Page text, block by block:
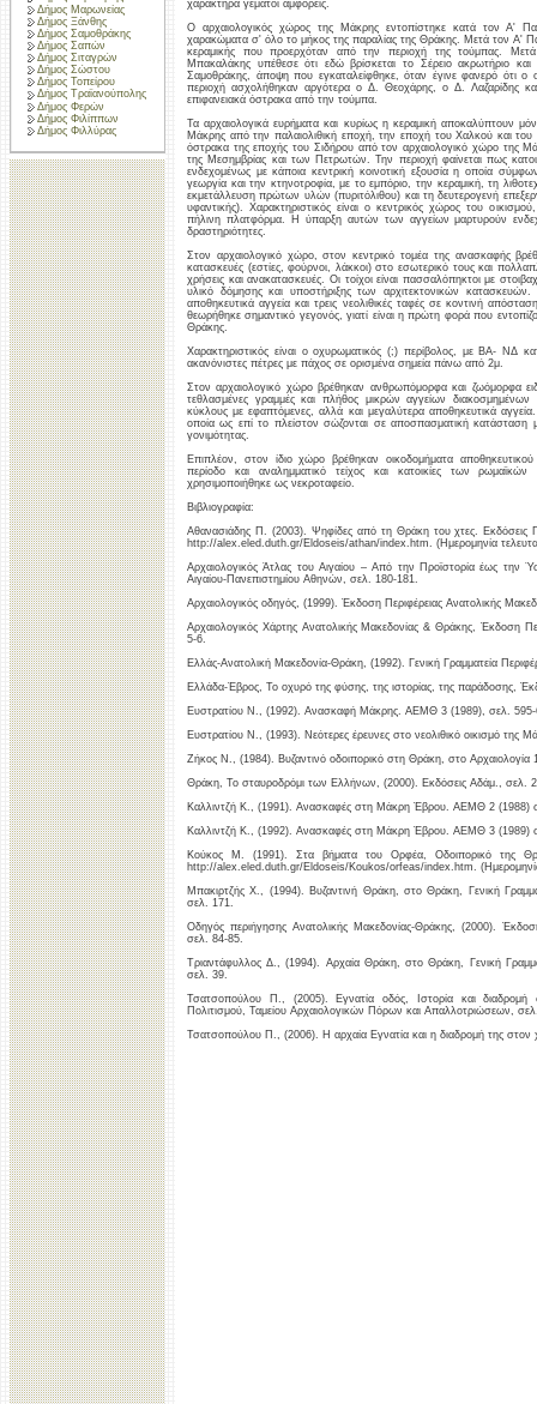
Δήμος Μαρωνείας
Δήμος Ξάνθης
Δήμος Σαμοθράκης
Δήμος Σαπών
Δήμος Σιταγρών
Δήμος Σώστου
Δήμος Τοπείρου
Δήμος Τραϊανούπολης
Δήμος Φερών
Δήμος Φιλίππων
Δήμος Φιλλύρας
χαρακτήρα γεμάτοι αμφορείς.
Ο αρχαιολογικός χώρος της Μάκρης εντοπίστηκε κατά τον Α'
χαρακώματα σ' όλο το μήκος της παραλίας της Θράκης. Μετά τον Α'
κεραμικής που προερχόταν από την περιοχή της τούμπας.
Μπακαλάκης υπέθεσε ότι εδώ βρίσκεται το Σέρειο ακρωτήριο
Σαμοθράκης, άποψη που εγκαταλείφθηκε, όταν έγινε φανερό ότι ο
περιοχή ασχολήθηκαν αργότερα ο Δ. Θεοχάρης, ο Δ. Λαζαρίδης
επιφανειακά όστρακα από την τούμπα.
Τα αρχαιολογικά ευρήματα και κυρίως η κεραμική αποκαλύπτουν
Μάκρης από την παλαιολιθική εποχή, την εποχή του Χαλκού και
όστρακα της εποχής του Σιδήρου από τον αρχαιολογικό χώρο της
της Μεσημβρίας και των Πετρωτών. Την περιοχή φαίνεται πως
ενδεχομένως με κάποια κεντρική κοινοτική εξουσία η οποία
γεωργία και την κτηνοτροφία, με το εμπόριο, την κεραμική, τη
εκμετάλλευση πρώτων υλών (πυριτόλιθου) και τη δευτερογενή
υφαντικής). Χαρακτηριστικός είναι ο κεντρικός χώρος του
πήλινη πλατφόρμα. Η ύπαρξη αυτών των αγγείων μαρτυρούν
δραστηριότητες.
Στον αρχαιολογικό χώρο, στον κεντρικό τομέα της ανασκαφής
κατασκευές (εστίες, φούρνοι, λάκκοι) στο εσωτερικό τους και
χρήσεις και ανακατασκευές. Οι τοίχοι είναι πασσαλόπηκτοι με
υλικό δόμησης και υποστήριξης των αρχιτεκτονικών
αποθηκευτικά αγγεία και τρεις νεολιθικές ταφές σε κοντινή
θεωρήθηκε σημαντικό γεγονός, γιατί είναι η πρώτη φορά που
Θράκης.
Χαρακτηριστικός είναι ο οχυρωματικός (;) περίβολος, με ΒΑ- ΝΔ
ακανόνιστες πέτρες με πάχος σε ορισμένα σημεία πάνω από 2μ.
Στον αρχαιολογικό χώρο βρέθηκαν ανθρωπόμορφα και ζωόμορφα
τεθλασμένες γραμμές και πλήθος μικρών αγγείων
κύκλους με εφαπτόμενες, αλλά και μεγαλύτερα αποθηκευτικά
οποία ως επί το πλείστον σώζονται σε αποσπασματική κατάσταση
γονιμότητας.
Επιπλέον, στον ίδιο χώρο βρέθηκαν οικοδομήματα
περίοδο και αναλημματικό τείχος και κατοικίες των
χρησιμοποιήθηκε ως νεκροταφείο.
Βιβλιογραφία:
Αθανασιάδης Π. (2003). Ψηφίδες από τη Θράκη του χτες. Εκδόσεις
http://alex.eled.duth.gr/Eldoseis/athan/index.htm. (Ημερομηνία
Αρχαιολογικός Άτλας του Αιγαίου – Από την Προϊστορία έως την
Αιγαίου-Πανεπιστημίου Αθηνών, σελ. 180-181.
Αρχαιολογικός οδηγός, (1999). Έκδοση Περιφέρειας Ανατολικής
Αρχαιολογικός Χάρτης Ανατολικής Μακεδονίας & Θράκης, Έκδοση
5-6.
Ελλάς-Ανατολική Μακεδονία-Θράκη, (1992). Γενική Γραμματεία
Ελλάδα-Έβρος, Το οχυρό της φύσης, της ιστορίας, της παράδοσης,
Ευστρατίου Ν., (1992). Ανασκαφή Μάκρης. ΑΕΜΘ 3 (1989), σελ. 595-
Ευστρατίου Ν., (1993). Νεότερες έρευνες στο νεολιθικό οικισμό
Ζήκος Ν., (1984). Βυζαντινό οδοιπορικό στη Θράκη, στο
Θράκη, Το σταυροδρόμι των Ελλήνων, (2000). Εκδόσεις Αδάμ., σελ.
Καλλιντζή Κ., (1991). Ανασκαφές στη Μάκρη Έβρου. ΑΕΜΘ 2 (1988)
Καλλιντζή Κ., (1992). Ανασκαφές στη Μάκρη Έβρου. ΑΕΜΘ 3 (1989)
Κούκος Μ. (1991). Στα βήματα του Ορφέα, Οδοιπορικό της
http://alex.eled.duth.gr/Eldoseis/Koukos/orfeas/index.htm. (Ημερομηνία
Μπακιρτζής Χ., (1994). Βυζαντινή Θράκη, στο Θράκη, Γενική
σελ. 171.
Οδηγός περιήγησης Ανατολικής Μακεδονίας-Θράκης, (2000).
σελ. 84-85.
Τριαντάφυλλος Δ., (1994). Αρχαία Θράκη, στο Θράκη, Γενική
σελ. 39.
Τσατσοπούλου Π., (2005). Εγνατία οδός, Ιστορία και
Πολιτισμού, Ταμείου Αρχαιολογικών Πόρων και Απαλλοτριώσεων,
Τσατσοπούλου Π., (2006). Η αρχαία Εγνατία και η διαδρομή της